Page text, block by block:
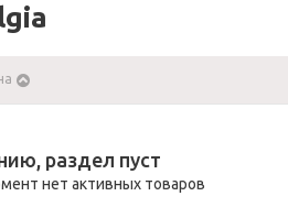
раздел пуст
нет активных товаров